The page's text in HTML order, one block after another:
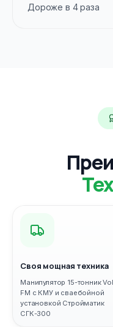
Дороже в 4 раза
Своя мощная техника
Манипулятор 15-тонник
FM с КМУ и сваебойной
установкой Стройматик
СГК-300